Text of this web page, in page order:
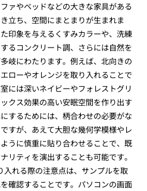
ァやベッドなどの大きな家具がある
立ち、空間にまとまりが生まれま
印象を与えるくすみカラーや、洗練
るコンクリート調、さらには自然を
岐にわたります。例えば、北向きの
ローやオレンジを取り入れることで
には深いネイビーやフォレストグリ
クス効果の高い安眠空間を作り出す
するためには、柄合わせの必要がな
すが、あえて大胆な幾何学模様やレ
うに慎重に貼り合わせることで、既
リティを演出することも可能です。
れる際の注意点は、サンプルを取
確認することです。パソコンの画面